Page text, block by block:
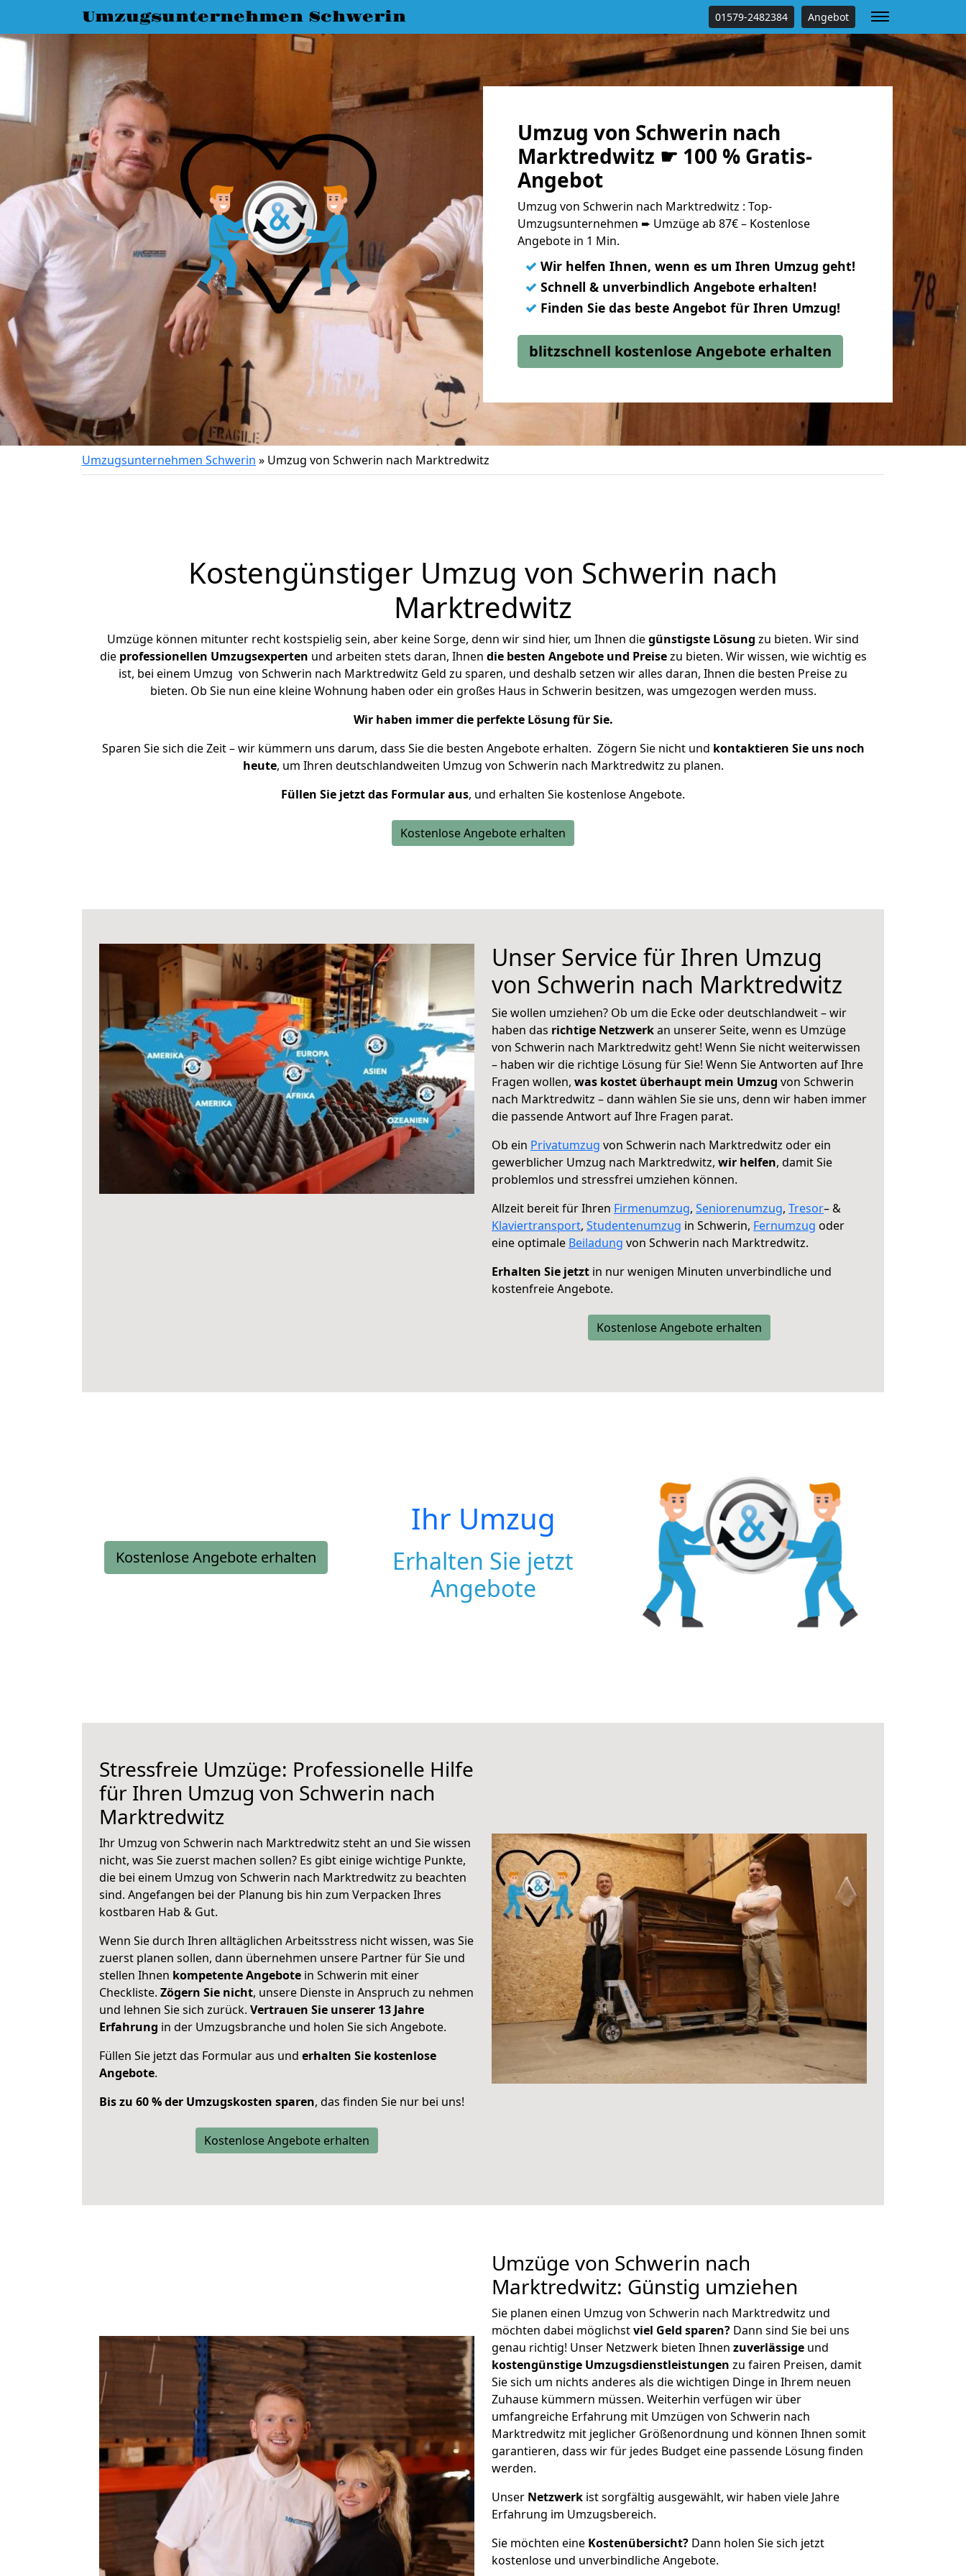
Umzugsunternehmen Schwerin 01579-2482384 Angebot
Umzug von Schwerin nach
Marktredwitz ☛ 100 % Gratis-
Angebot
Umzug von Schwerin nach Marktredwitz : Top-
Umzugsunternehmen ➨ Umzüge ab 87€ – Kostenlose
Angebote in 1 Min.
✓ Wir helfen Ihnen, wenn es um Ihren Umzug geht!
✓ Schnell & unverbindlich Angebote erhalten!
✓ Finden Sie das beste Angebot für Ihren Umzug!
blitzschnell kostenlose Angebote erhalten
Umzugsunternehmen Schwerin » Umzug von Schwerin nach Marktredwitz
Kostengünstiger Umzug von Schwerin nach
Marktredwitz
Umzüge können mitunter recht kostspielig sein, aber keine Sorge, denn wir sind hier, um Ihnen diegünstigste Lösung zu bieten. Wir sind
die professionellen Umzugsexperten und arbeiten stets daran, Ihnen die besten Angebote und Preisezu bieten. Wir wissen, wie wichtig es
ist, bei einem Umzug von Schwerin nach Marktredwitz Geld zu sparen, und deshalb setzen wir alles daran, Ihnen die besten Preise zu
bieten. Ob Sie nun eine kleine Wohnung haben oder ein großes Haus in Schwerin besitzen, was umgezogen werden muss.
Wir haben immer die perfekte Lösung für Sie.
Sparen Sie sich die Zeit – wir kümmern uns darum, dass Sie die besten Angebote erhalten. Zögern Sie nicht und kontaktieren Sie uns noch
heute, um Ihren deutschlandweiten Umzug von Schwerin nach Marktredwitz zu planen.
Füllen Sie jetzt das Formular aus, und erhalten Sie kostenlose Angebote.
Kostenlose Angebote erhalten
Unser Service für Ihren Umzug
von Schwerin nach Marktredwitz
Sie wollen umziehen? Ob um die Ecke oder deutschlandweit – wir
haben das richtige Netzwerkan unserer Seite, wenn es Umzüge
von Schwerin nach Marktredwitz geht! Wenn Sie nicht weiterwissen
– haben wir die richtige Lösung für Sie! Wenn Sie Antworten auf Ihre
Fragen wollen, was kostet überhaupt mein Umzug von Schwerin
nach Marktredwitz – dann wählen Sie sie uns, denn wir haben immer
die passende Antwort auf Ihre Fragen parat.
Ob ein Privatumzug von Schwerin nach Marktredwitz oder ein
gewerblicher Umzug nach Marktredwitz, wir helfen, damit Sie
problemlos und stressfrei umziehen können.
Allzeit bereit für Ihren Firmenumzug, Seniorenumzug, Tresor– &
Klaviertransport, Studentenumzug in Schwerin, Fernumzug oder
eine optimale Beiladung von Schwerin nach Marktredwitz.
Erhalten Sie jetzt in nur wenigen Minuten unverbindliche und
kostenfreie Angebote.
Kostenlose Angebote erhalten
Kostenlose Angebote erhalten
Ihr Umzug
Erhalten Sie jetzt
Angebote
Stressfreie Umzüge: Professionelle Hilfe
für Ihren Umzug von Schwerin nach
Marktredwitz
Ihr Umzug von Schwerin nach Marktredwitz steht an und Sie wissen
nicht, was Sie zuerst machen sollen? Es gibt einige wichtige Punkte,
die bei einem Umzug von Schwerin nach Marktredwitz zu beachten
sind. Angefangen bei der Planung bis hin zum Verpacken Ihres
kostbaren Hab & Gut.
Wenn Sie durch Ihren alltäglichen Arbeitsstress nicht wissen, was Sie
zuerst planen sollen, dann übernehmen unsere Partner für Sie und
stellen Ihnen kompetente Angebote in Schwerin mit einer
Checkliste. Zögern Sie nicht, unsere Dienste in Anspruch zu nehmen
und lehnen Sie sich zurück. Vertrauen Sie unserer 13 Jahre
Erfahrung in der Umzugsbranche und holen Sie sich Angebote.
Füllen Sie jetzt das Formular aus und erhalten Sie kostenlose
Angebote.
Bis zu 60 % der Umzugskosten sparen, das finden Sie nur bei uns!
Kostenlose Angebote erhalten
Umzüge von Schwerin nach
Marktredwitz: Günstig umziehen
Sie planen einen Umzug von Schwerin nach Marktredwitz und
möchten dabei möglichstviel Geld sparen? Dann sind Sie bei uns
genau richtig! Unser Netzwerk bieten Ihnen zuverlässige und
kostengünstige Umzugsdienstleistungen zu fairen Preisen, damit
Sie sich um nichts anderes als die wichtigen Dinge in Ihrem neuen
Zuhause kümmern müssen. Weiterhin verfügen wir über
umfangreiche Erfahrung mit Umzügen von Schwerin nach
Marktredwitz mit jeglicher Größenordnung und können Ihnen somit
garantieren, dass wir für jedes Budget eine passende Lösung finden
werden.
Unser Netzwerk ist sorgfältig ausgewählt, wir haben viele Jahre
Erfahrung im Umzugsbereich.
Sie möchten eine Kostenübersicht? Dann holen Sie sich jetzt
kostenlose und unverbindliche Angebote.